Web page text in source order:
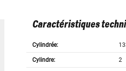
Caractéristiques
Cylindrée:
Cylindre: 2